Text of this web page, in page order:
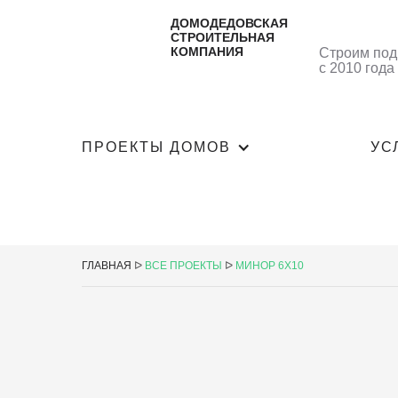
ДОМОДЕДОВСКАЯ
СТРОИТЕЛЬНАЯ
КОМПАНИЯ
Строим
с 2010 года
ПРОЕКТЫ ДОМОВ
ГЛАВНАЯ ᐅ ВСЕ ПРОЕКТЫ ᐅ МИНОР 6Х10